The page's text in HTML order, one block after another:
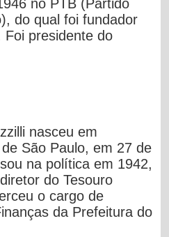
no PTB (Partido
do qual foi fundador
Foi presidente do
nasceu em
São Paulo, em 27 de
na política em 1942,
do Tesouro
o cargo de
da Prefeitura do